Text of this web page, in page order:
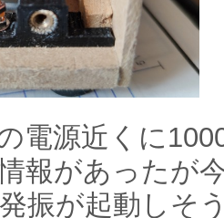
電源近くに
報があったが
振が起動しそ